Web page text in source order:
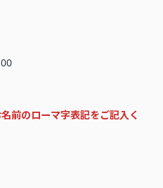
前のローマ字表記をご記入く